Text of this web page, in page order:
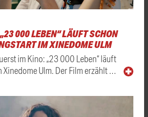
000 LEBEN“ LÄUFT SCHON
IM XINEDOME ULM
im Kino: „23 000 Leben“ läuft
Ulm. Der Film erzählt …